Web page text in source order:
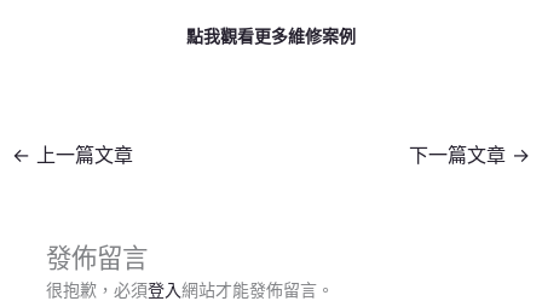
點我觀看更多維修案例
← 上一篇文章 下一篇文章 →
發佈留言
很抱歉，必須登入網站才能發佈留言。